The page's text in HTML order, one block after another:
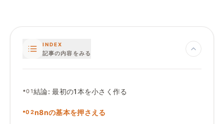
INDEX
記事の内容をみる
•01結論: 最初の1本を小さく作る
•02n8nの基本を押さえる